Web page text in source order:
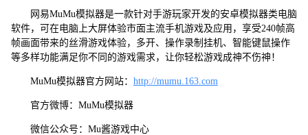
网易MuMu模拟器是一款针对手游玩家开发的安卓模拟器类电脑
软件，可在电脑上大屏体验市面主流手机游戏及应用，享受240帧高
帧画面带来的丝滑游戏体验，多开、操作录制挂机、智能键鼠操作
等多样功能满足你不同的游戏需求，让你轻松游戏成神不伤神！
MuMu模拟器官方网站： http://mumu.163.com
官方微博：MuMu模拟器
微信公众号：Mu酱游戏中心